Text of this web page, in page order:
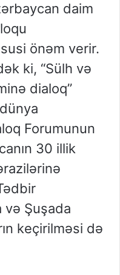
daim
önəm verir.
ki, “Sülh və
dialoq”
Forumunun
30 illik
Şuşada
keçirilməsi də